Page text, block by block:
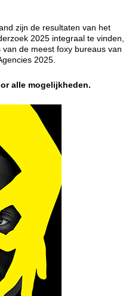
zijn de resultaten van het
2025 integraal te vinden,
de meest foxy bureaus van
2025.
alle mogelijkheden.